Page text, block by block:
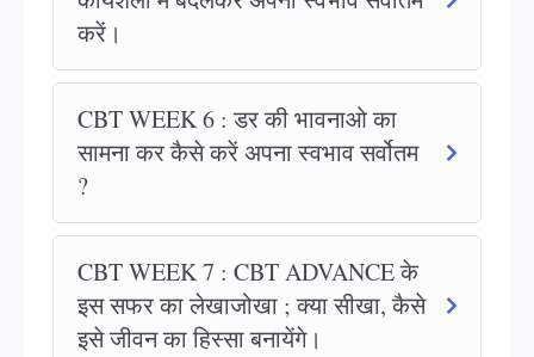
करें।
CBT WEEK 6 : डर की भावनाओ का
सामना कर कैसे करें अपना स्वभाव सर्वोतम
?
CBT WEEK 7 : CBT ADVANCE के
इस सफर का लेखाजोखा ; क्या सीखा, कैसे
इसे जीवन का हिस्सा बनायेंगे।